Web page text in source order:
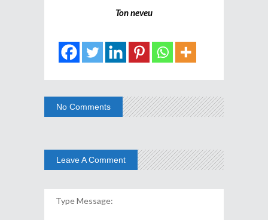
Ton neveu
No Comments
Leave A Comment